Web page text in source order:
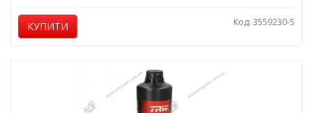
КУПИТИ Код: 3559230-5